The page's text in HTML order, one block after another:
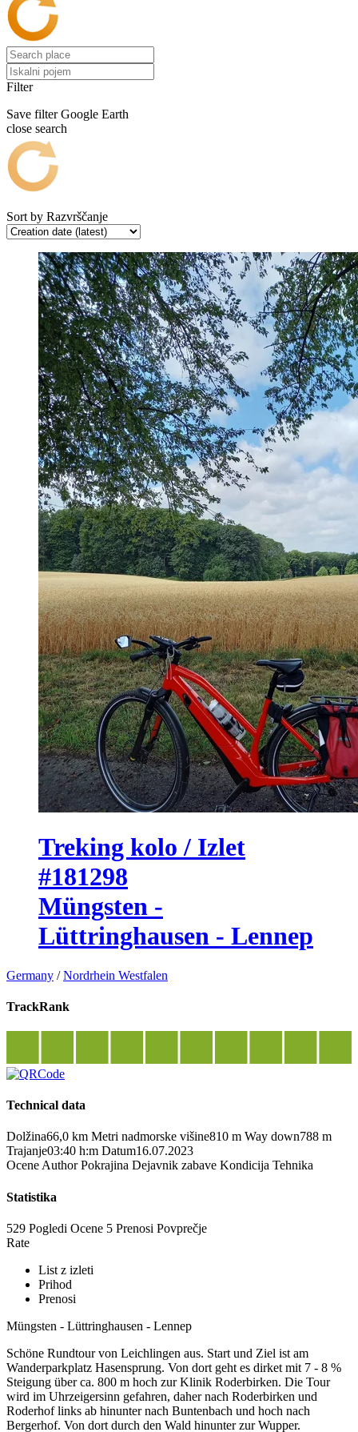
Filter
Save filter Google Earth
close search
Sort by Razvrščanje
Treking kolo / Izlet
#181298
Müngsten -
Lüttringhausen - Lennep
Germany /Nordrhein Westfalen
TrackRank
Technical data
Dolžina66,0 km Metri nadmorske višine810 m Way down788 m
Trajanje03:40 h:m Datum16.07.2023
Ocene Author Pokrajina Dejavnik zabave Kondicija Tehnika
Statistika
529 Pogledi Ocene 5 Prenosi Povprečje
Rate
List z izleti
Prihod
Prenosi
Müngsten - Lüttringhausen - Lennep
Schöne Rundtour von Leichlingen aus. Start und Ziel ist am
Wanderparkplatz Hasensprung. Von dort geht es dirket mit 7 - 8 %
Steigung über ca. 800 m hoch zur Klinik Roderbirken. Die Tour
wird im Uhrzeigersinn gefahren, daher nach Roderbirken und
Roderhof links ab hinunter nach Buntenbach und hoch nach
Bergerhof. Von dort durch den Wald hinunter zur Wupper.